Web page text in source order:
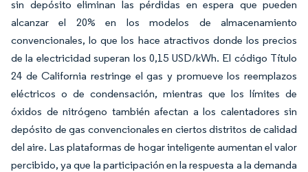
sin depósito eliminan las pérdidas en espera que pueden
alcanzar el 20% en los modelos de almacenamiento
convencionales, lo que los hace atractivos donde los precios
de la electricidad superan los 0,15 USD/kWh. El código Título
24 de California restringe el gas y promueve los reemplazos
eléctricos o de condensación, mientras que los límites de
óxidos de nitrógeno también afectan a los calentadores sin
depósito de gas convencionales en ciertos distritos de calidad
del aire. Las plataformas de hogar inteligente aumentan el valor
percibido, ya que la participación en la respuesta a la demanda